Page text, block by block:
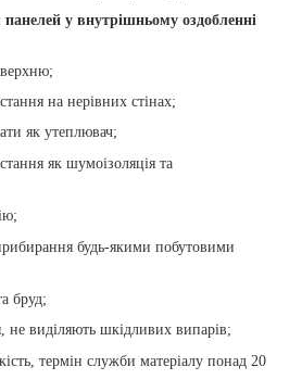
у внутрішньому оздобленні
на нерівних стінах;
як утеплювач;
як шумоізоляція та
будь-якими побутовими
бруд;
не виділяють шкідливих випарів;
термін служби матеріалу понад 20